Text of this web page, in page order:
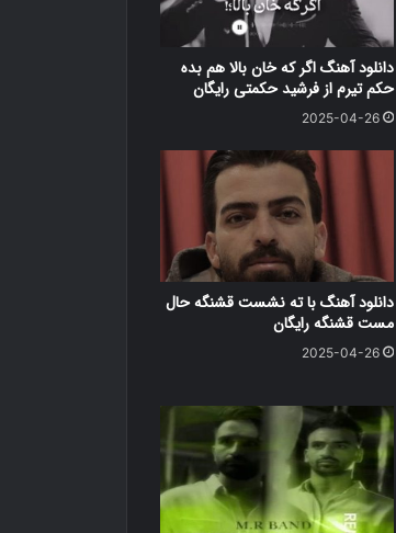
دانلود آهنگ اگر که خان بالا هم بده
حکم تیرم از فرشید حکمتی رایگان
2025-04-26
دانلود آهنگ با ته نشست قشنگه حال
مست قشنگه رایگان
2025-04-26